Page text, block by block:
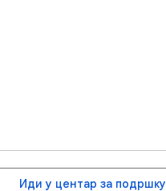
Иди у центар за подршку